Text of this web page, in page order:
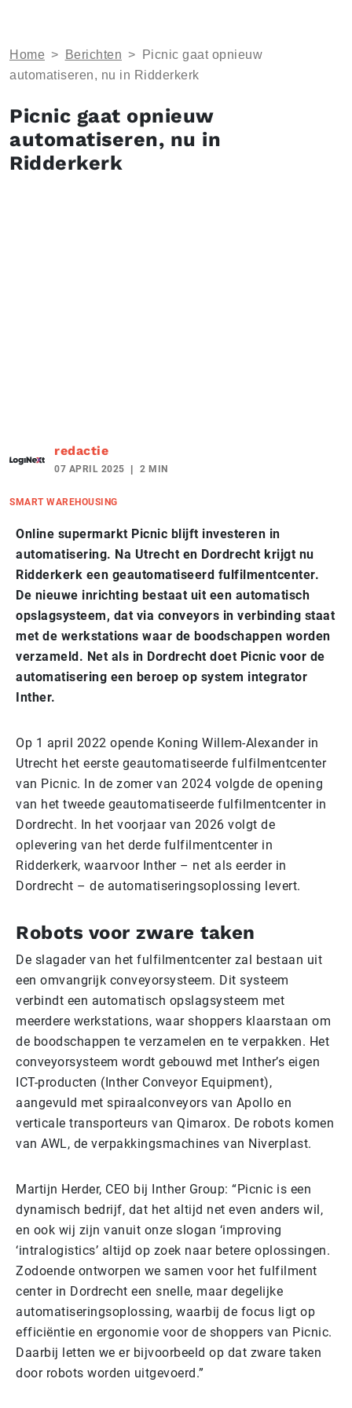
Home > Berichten >
Picnic gaat opnieuw
automatiseren, nu in Ridderkerk
Picnic gaat opnieuw
automatiseren, nu in
Ridderkerk
redactie
07 APRIL 2025 2 MIN
SMART WAREHOUSING
Online supermarkt Picnic blijft investeren in
automatisering. Na Utrecht en Dordrecht krijgt nu
Ridderkerk een geautomatiseerd fulfilmentcenter.
De nieuwe inrichting bestaat uit een automatisch
opslagsysteem, dat via conveyors in verbinding staat
met de werkstations waar de boodschappen worden
verzameld. Net als in Dordrecht doet Picnic voor de
automatisering een beroep op system integrator
Inther.
Op 1 april 2022 opende Koning Willem-Alexander in
Utrecht het eerste geautomatiseerde fulfilmentcenter
van Picnic. In de zomer van 2024 volgde de opening
van het tweede geautomatiseerde fulfilmentcenter in
Dordrecht. In het voorjaar van 2026 volgt de
oplevering van het derde fulfilmentcenter in
Ridderkerk, waarvoor Inther – net als eerder in
Dordrecht – de automatiseringsoplossing levert.
Robots voor zware taken
De slagader van het fulfilmentcenter zal bestaan uit
een omvangrijk conveyorsysteem. Dit systeem
verbindt een automatisch opslagsysteem met
meerdere werkstations, waar shoppers klaarstaan om
de boodschappen te verzamelen en te verpakken. Het
conveyorsysteem wordt gebouwd met Inther’s eigen
ICT-producten (Inther Conveyor Equipment),
aangevuld met spiraalconveyors van Apollo en
verticale transporteurs van Qimarox. De robots komen
van AWL, de verpakkingsmachines van Niverplast.
Martijn Herder, CEO bij Inther Group: “Picnic is een
dynamisch bedrijf, dat het altijd net even anders wil,
en ook wij zijn vanuit onze slogan ‘improving
‘intralogistics’ altijd op zoek naar betere oplossingen.
Zodoende ontworpen we samen voor het fulfilment
center in Dordrecht een snelle, maar degelijke
automatiseringsoplossing, waarbij de focus ligt op
efficiëntie en ergonomie voor de shoppers van Picnic.
Daarbij letten we er bijvoorbeeld op dat zware taken
door robots worden uitgevoerd.”